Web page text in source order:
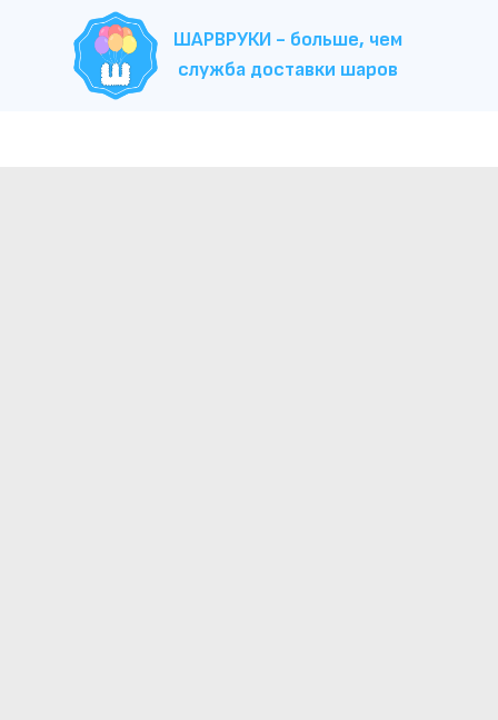
ШАРВРУКИ - больше, чем
служба доставки шаров